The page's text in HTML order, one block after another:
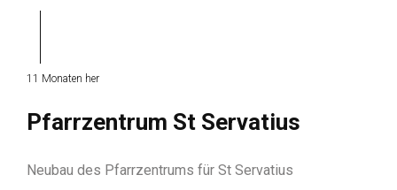
11 Monaten her
Pfarrzentrum St Servatius
Neubau des Pfarrzentrums für St Servatius